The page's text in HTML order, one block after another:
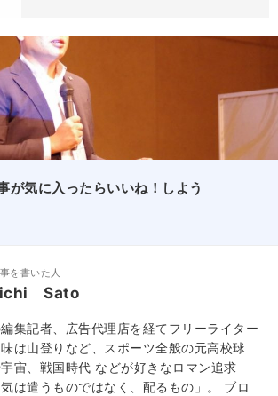
が気に入ったらいいね！しよう
を書いた人
Sato
集記者、広告代理店を経てフリーライター
は山登りなど、スポーツ全般の元高校球
宙、戦国時代 などが好きなロマン追求
は遣うものではなく、配るもの」。 ブロ